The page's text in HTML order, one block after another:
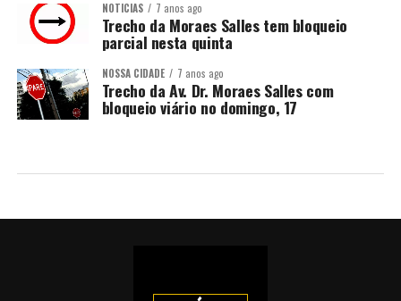
NOTÍCIAS 7 anos ago
Trecho da Moraes Salles tem bloqueio
parcial nesta quinta
NOSSA CIDADE 7 anos ago
Trecho da Av. Dr. Moraes Salles com
bloqueio viário no domingo, 17